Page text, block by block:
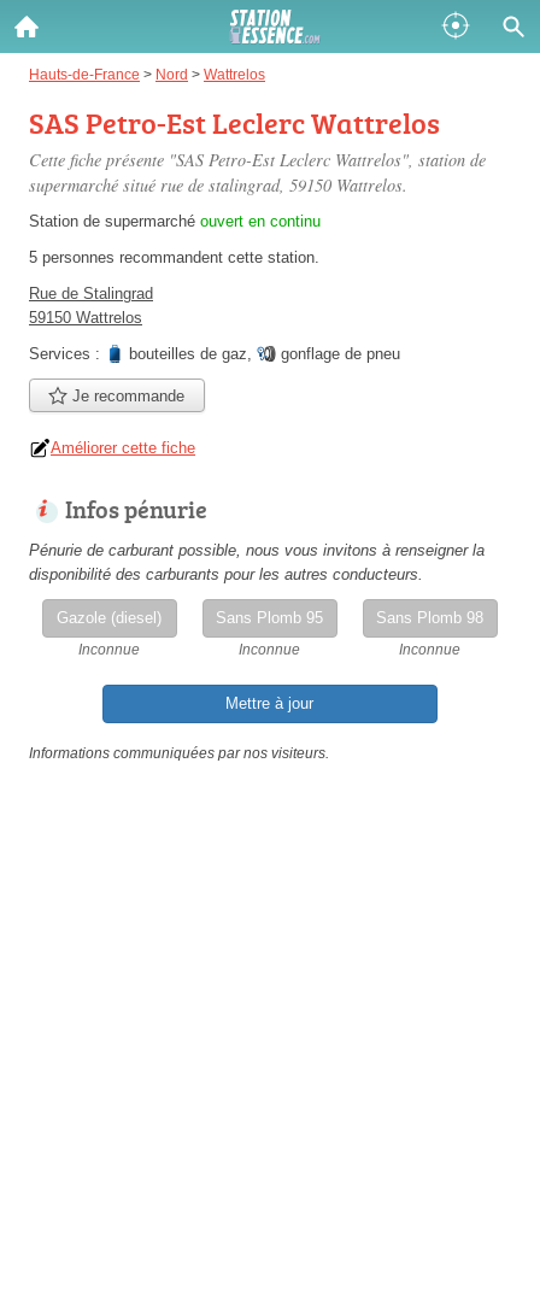
Hauts-de-France > Nord > Wattrelos
SAS Petro-Est Leclerc Wattrelos
Cette fiche présente "SAS Petro-Est Leclerc Wattrelos", station de
supermarché situé rue de stalingrad, 59150 Wattrelos.
Station de supermarché ouvert en continu
5 personnes recommandent cette station.
Rue de Stalingrad
59150 Wattrelos
Services :
bouteilles de gaz, gonflage de pneu
Je recommande
Améliorer cette fiche
Infos pénurie
Pénurie de carburant possible, nous vous invitons à renseigner la
disponibilité des carburants pour les autres conducteurs.
Gazole (diesel)
Inconnue
Sans Plomb 95
Inconnue
Sans Plomb 98
Inconnue
Mettre à jour
Informations communiquées par nos visiteurs.
Gazole :
Disponible Épuisé
SP 98 :
Disponible
Disponible